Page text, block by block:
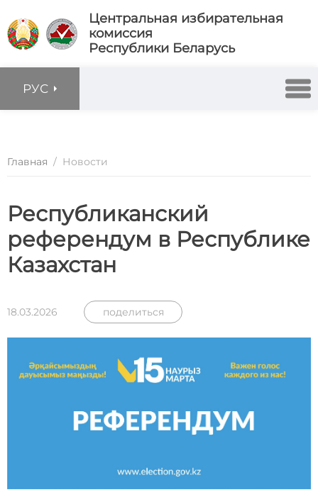
Центральная избирательная
комиссия
Республики Беларусь
РУС
Главная / Новости
Республиканский
референдум в Республике
Казахстан
18.03.2026 поделиться